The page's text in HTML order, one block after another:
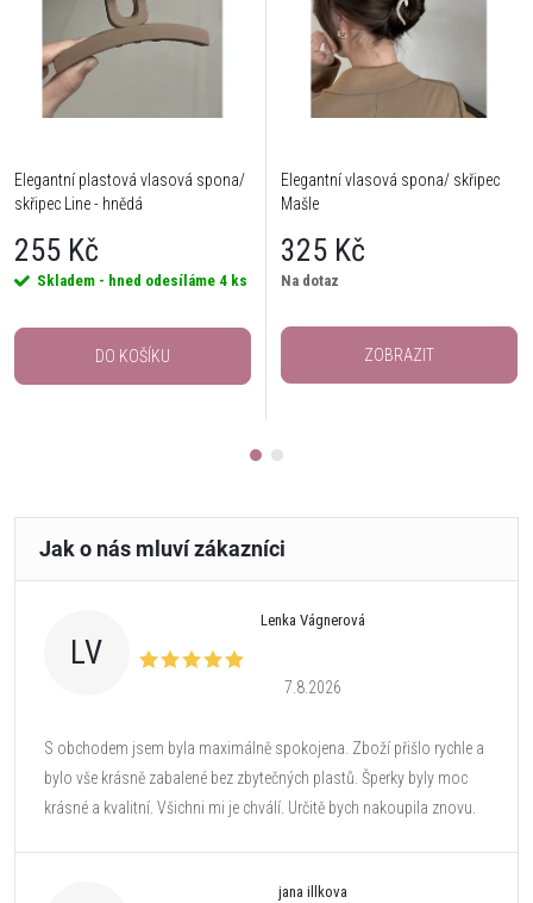
Elegantní plastová vlasová spona/
skřipec Line - hnědá
255 Kč
Skladem - hned odesíláme 4 ks
DO KOŠÍKU
Elegantní vlasová spona/ skřipec
Mašle
325 Kč
Na dotaz
ZOBRAZIT
LV
Lenka Vágnerová
7.8.2026
S obchodem jsem byla maximálně spokojena. Zboží přišlo rychle a
bylo vše krásně zabalené bez zbytečných plastů. Šperky byly moc
krásné a kvalitní. Všichni mi je chválí. Určitě bych nakoupila znovu.
jana illkova